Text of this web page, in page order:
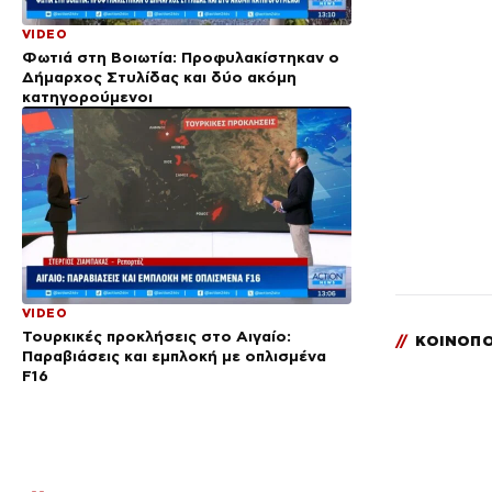
VIDEO
Φωτιά στη Βοιωτία: Προφυλακίστηκαν ο
Δήμαρχος Στυλίδας και δύο ακόμη
κατηγορούμενοι
VIDEO
Τουρκικές προκλήσεις στο Αιγαίο:
Παραβιάσεις και εμπλοκή με οπλισμένα
F16
//